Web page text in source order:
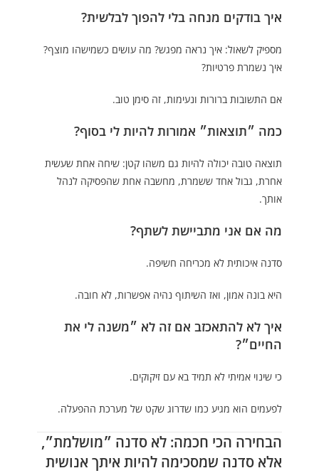
איך בודקים מנחה בלי להפוך לבלשית?
מספיק לשאול: איך נראה מפגש? מה עושים כשמישהו מוצף?
איך נשמרת פרטיות?
אם התשובות ברורות ונעימות, זה סימן טוב.
כמה ״תוצאות״ אמורות להיות לי בסוף?
תוצאה טובה יכולה להיות גם משהו קטן: שיחה אחת שעשית
אחרת, גבול אחד ששמרת, מחשבה אחת שהפסיקה לנהל
אותך.
מה אם אני מתביישת לשתף?
סדנה איכותית לא מכריחה חשיפה.
היא בונה אמון, ואז השיתוף נהיה אפשרות, לא חובה.
איך לא להתאכזב אם זה לא ״משנה לי את
החיים״?
כי שינוי אמיתי לא תמיד בא עם זיקוקים.
לפעמים הוא מגיע כמו שדרוג שקט של מערכת ההפעלה.
הבחירה הכי חכמה: לא סדנה ״מושלמת״,
אלא סדנה שמסכימה להיות איתך אנושית